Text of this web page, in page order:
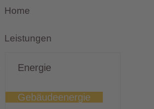
Home
Leistungen
Energie
Gebäudeenergie